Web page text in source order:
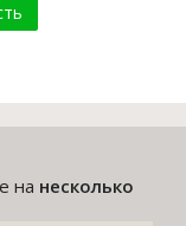
на несколько